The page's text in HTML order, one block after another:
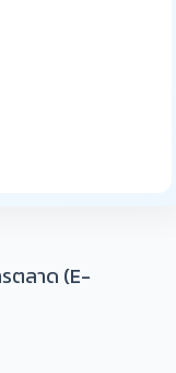
ตลาด (E-